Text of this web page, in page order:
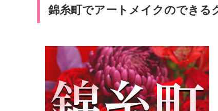
錦糸町でアートメイクのできる